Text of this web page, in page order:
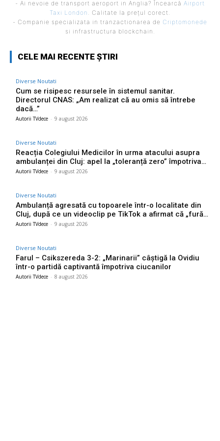
- Ai nevoie de transport aeroport in Anglia? Încearcă Airport
Taxi London
. Calitate la prețul corect.
- Companie specializata in tranzactionarea de Criptomonede
si infrastructura blockchain.
CELE MAI RECENTE ȘTIRI
Diverse Noutati
Cum se risipesc resursele în sistemul sanitar.
Directorul CNAS: „Am realizat că au omis să întrebe
dacă…”
Autorii TVdece - 9 august 2026
Diverse Noutati
Reacția Colegiului Medicilor în urma atacului asupra
ambulanței din Cluj: apel la „toleranță zero” împotriva…
Autorii TVdece - 9 august 2026
Diverse Noutati
Ambulanță agresată cu topoarele într-o localitate din
Cluj, după ce un videoclip pe TikTok a afirmat că „fură…
Autorii TVdece - 9 august 2026
Diverse Noutati
Farul – Csikszereda 3-2: „Marinarii” câștigă la Ovidiu
într-o partidă captivantă împotriva ciucanilor
Autorii TVdece - 8 august 2026